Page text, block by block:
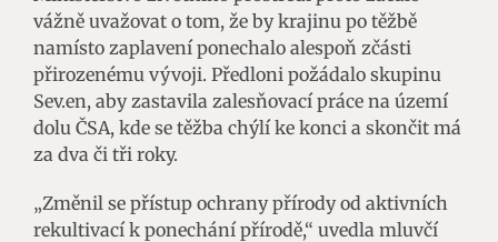
vážně uvažovat o tom, že by krajinu po těžbě
namísto zaplavení ponechalo alespoň zčásti
přirozenému vývoji. Předloni požádalo skupinu
Sev.en, aby zastavila zalesňovací práce na území
dolu ČSA, kde se těžba chýlí ke konci a skončit má
za dva či tři roky.
„Změnil se přístup ochrany přírody od aktivních
rekultivací k ponechání přírodě,“ uvedla mluvčí